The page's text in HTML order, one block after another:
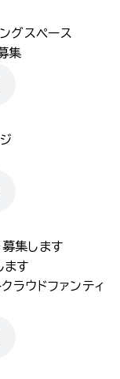
グスペース
集
集します
ます
ラウドファンティ